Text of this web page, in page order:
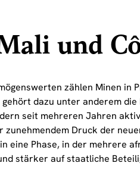
und
zählen Minen in
gehört dazu unter anderem
seit mehreren Jahren
zunehmendem Druck der
eine Phase, in der mehrere
stärker auf staatliche